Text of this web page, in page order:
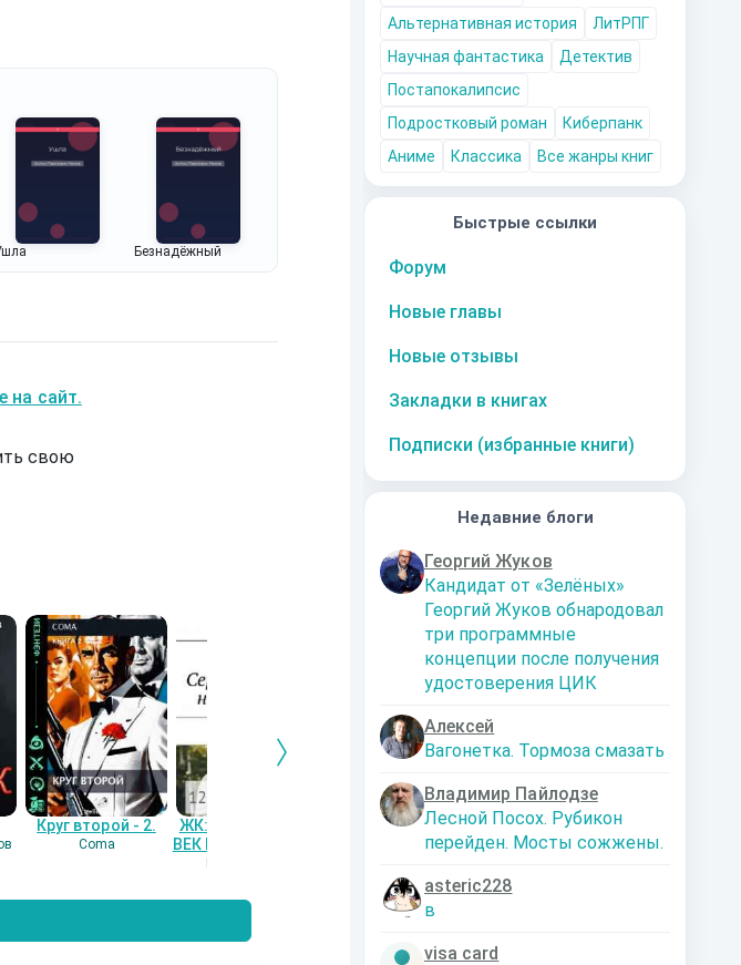
Альтернативная история
ЛитРПГ
Научная фантастика
Детектив
Постапокалипсис
Подростковый роман
Киберпанк
Аниме
Классика Все жанры книг
Быстрые ссылки
Форум
Новые главы
Новые отзывы
Закладки в книгах
Подписки (избранные книги)
Недавние блоги
Георгий Жуков
Кандидат от «Зелёных»
Георгий Жуков обнародовал
три программные
концепции после получения
удостоверения ЦИК
Алексей
Вагонетка. Тормоза смазать
Владимир Пайлодзе
Лесной Посох. Рубикон
перейден. Мосты сожжены.
asteric228
в
visa card
Безнадёжный
на сайт.
свою
Круг второй - 2.
Coma
ЖК: СЕРЕБРЯНЫЙ
ВЕК НАШЕЙ ЛЮБВИ
Гость-121359
Дальняя
экспедиция
Александрович
Кто я? Или как
найти себя в
nastyaaaacha